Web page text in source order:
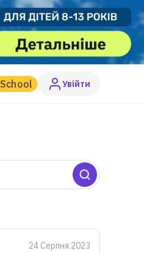
School Увiйти
24 Серпня 2023